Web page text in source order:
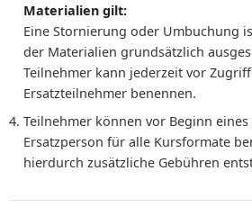
Materialien gilt:
Eine Stornierung oder Umbuchung
der Materialien grundsätzlich
Teilnehmer kann jederzeit vor
Ersatzteilnehmer benennen.
Teilnehmer können vor Beginn eines
Ersatzperson für alle Kursformate
hierdurch zusätzliche Gebühren